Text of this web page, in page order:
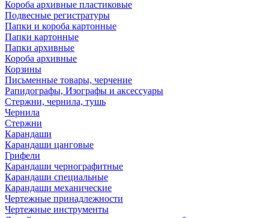
Короба архивные пластиковые
Подвесные регистратуры
Папки и короба картонные
Папки картонные
Папки архивные
Короба архивные
Корзины
Письменные товары, черчение
Рапидографы, Изографы и аксессуары
Стержни, чернила, тушь
Чернила
Стержни
Карандаши
Карандаши цанговые
Грифели
Карандаши чернографитные
Карандаши специальные
Карандаши механические
Чертежные принадлежности
Чертежные инструменты